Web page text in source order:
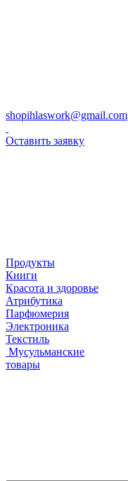
shopihlaswork@gmail.com
Оставить заявку
Продукты
Книги
Красота и здоровье
Атрибутика
Парфюмерия
Электроника
Текстиль
Мусульманские
товары